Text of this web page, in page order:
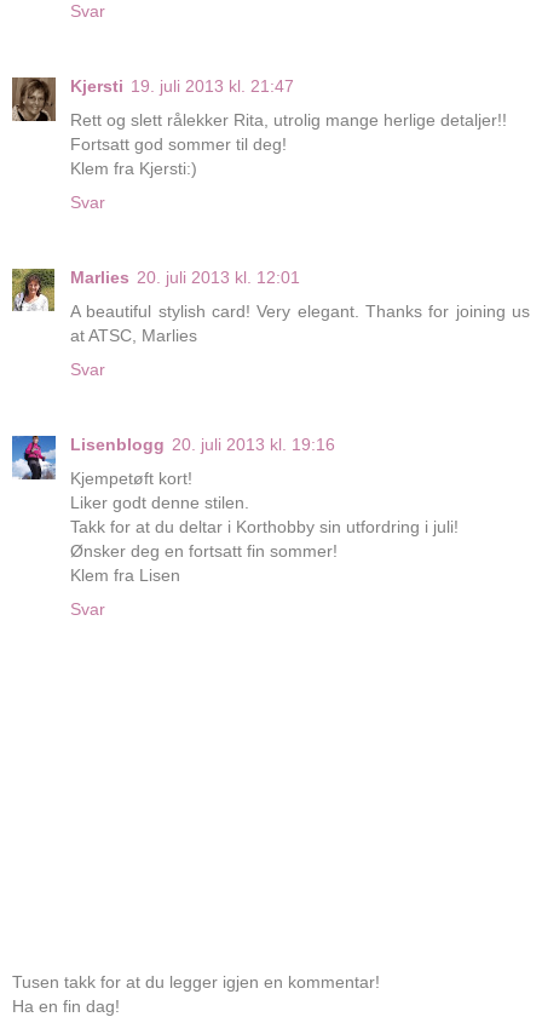
Svar
Kjersti 19. juli 2013 kl. 21:47
Rett og slett rålekker Rita, utrolig mange herlige detaljer!!
Fortsatt god sommer til deg!
Klem fra Kjersti:)
Svar
Marlies 20. juli 2013 kl. 12:01
A beautiful stylish card! Very elegant. Thanks for joining us
at ATSC, Marlies
Svar
Lisenblogg 20. juli 2013 kl. 19:16
Kjempetøft kort!
Liker godt denne stilen.
Takk for at du deltar i Korthobby sin utfordring i juli!
Ønsker deg en fortsatt fin sommer!
Klem fra Lisen
Svar
Tusen takk for at du legger igjen en kommentar!
Ha en fin dag!